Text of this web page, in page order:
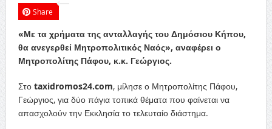
Share
«Με τα χρήματα της ανταλλαγής του Δημόσιου Κήπου,
θα ανεγερθεί Μητροπολιτικός Ναός», αναφέρει ο
Μητροπολίτης Πάφου, κ.κ. Γεώργιος.
Στο taxidromos24.com, μίλησε ο Μητροπολίτης Πάφου,
Γεώργιος, για δύο πάγια τοπικά θέματα που φαίνεται να
απασχολούν την Εκκλησία το τελευταίο διάστημα.